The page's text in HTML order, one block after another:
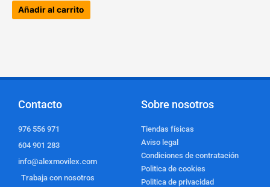
Añadir al carrito
Contacto
976 556 971
604 901 283
info@alexmovilex.com
Trabaja con nosotros
Sobre nosotros
Tiendas físicas
Aviso legal
Condiciones de contratación
Politica de cookies
Politica de privacidad